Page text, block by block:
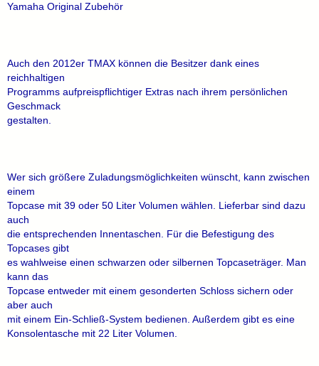
Yamaha Original Zubehör
Auch den 2012er TMAX können die Besitzer dank eines
reichhaltigen
Programms aufpreispflichtiger Extras nach ihrem persönlichen
Geschmack
gestalten.
Wer sich größere Zuladungsmöglichkeiten wünscht, kann zwischen
einem
Topcase mit 39 oder 50 Liter Volumen wählen. Lieferbar sind dazu
auch
die entsprechenden Innentaschen. Für die Befestigung des
Topcases gibt
es wahlweise einen schwarzen oder silbernen Topcaseträger. Man
kann das
Topcase entweder mit einem gesonderten Schloss sichern oder
aber auch
mit einem Ein-Schließ-System bedienen. Außerdem gibt es eine
Konsolentasche mit 22 Liter Volumen.